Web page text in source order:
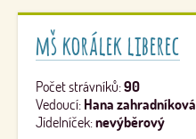
mš korálek liberec
Počet strávníků:90
Vedoucí: Hana zahradníková
Jídelníček:nevýběrový